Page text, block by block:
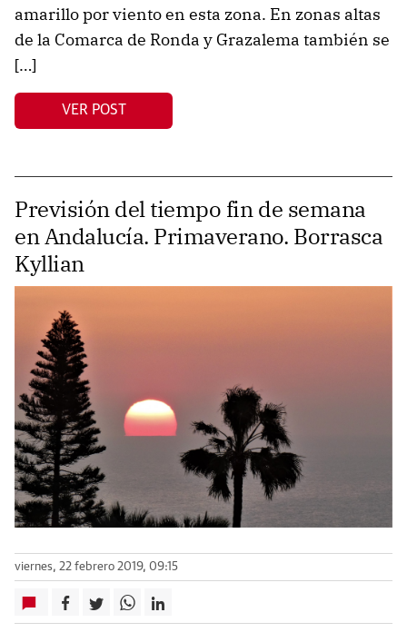
amarillo por viento en esta zona. En zonas altas
de la Comarca de Ronda y Grazalema también se
[…]
VER POST
Previsión del tiempo fin de semana
en Andalucía. Primaverano. Borrasca
Kyllian
viernes, 22 febrero 2019, 09:15